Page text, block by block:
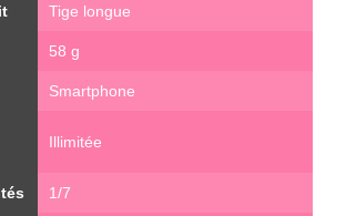
Tige longue
58 g
Smartphone
Illimitée
1/7